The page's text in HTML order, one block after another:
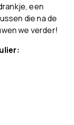
een
die na de
we verder!